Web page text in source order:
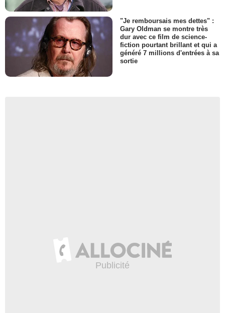
"Je remboursais mes dettes" :
Gary Oldman se montre très
dur avec ce film de science-
fiction pourtant brillant et qui a
généré 7 millions d'entrées à sa
sortie